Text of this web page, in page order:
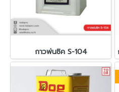
กาวพ่นซิค S-104